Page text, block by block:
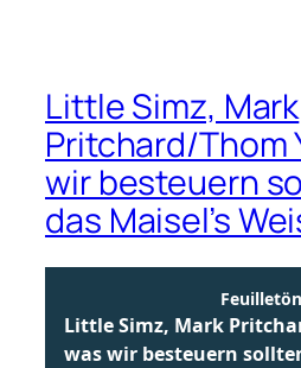
Little Simz, Mark
Pritchard/Thom
wir besteuern
das Maisel’s